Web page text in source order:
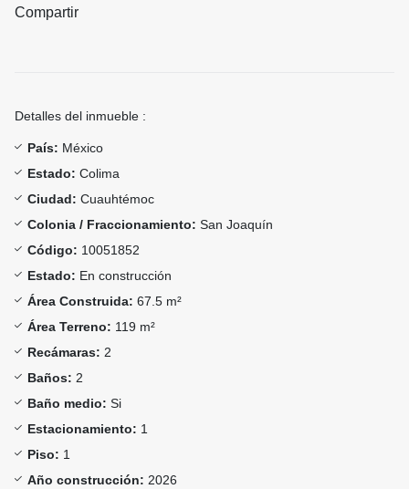
Compartir
Detalles del inmueble :
País: México
Estado: Colima
Ciudad: Cuauhtémoc
Colonia / Fraccionamiento: San Joaquín
Código: 10051852
Estado: En construcción
Área Construida: 67.5 m²
Área Terreno: 119 m²
Recámaras: 2
Baños: 2
Baño medio: Si
Estacionamiento: 1
Piso: 1
Año construcción: 2026